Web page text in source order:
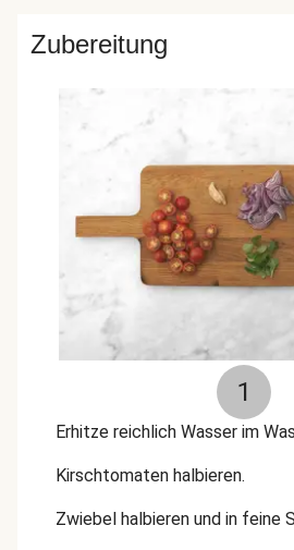
Zubereitung
1
Erhitze reichlich Wasser im
Kirschtomaten halbieren.
Zwiebel halbieren und in feine